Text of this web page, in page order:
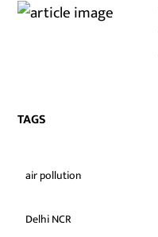
TAGS
air pollution
Delhi NCR